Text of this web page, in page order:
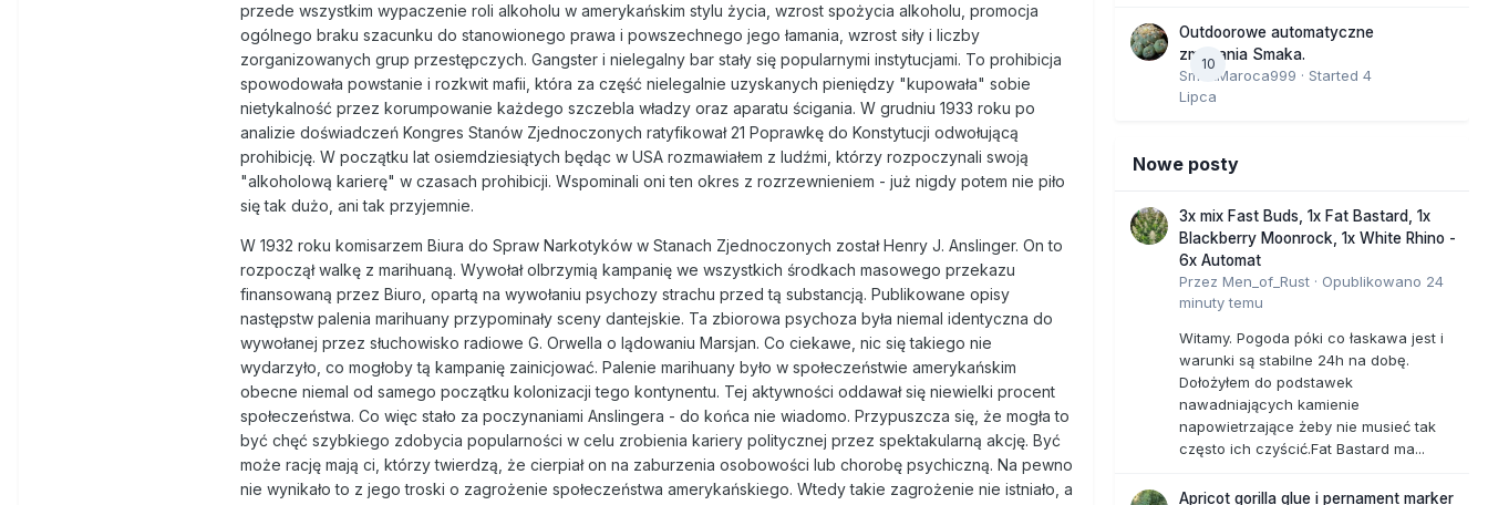
przede wszystkim wypaczenie roli alkoholu w amerykańskim stylu życia, wzrost spożycia alkoholu, promocja
ogólnego braku szacunku do stanowionego prawa i powszechnego jego łamania, wzrost siły i liczby
zorganizowanych grup przestępczych. Gangster i nielegalny bar stały się popularnymi instytucjami. To prohibicja
spowodowała powstanie i rozkwit mafii, która za część nielegalnie uzyskanych pieniędzy "kupowała" sobie
nietykalność przez korumpowanie każdego szczebla władzy oraz aparatu ścigania. W grudniu 1933 roku po
analizie doświadczeń Kongres Stanów Zjednoczonych ratyfikował 21 Poprawkę do Konstytucji odwołującą
prohibicję. W początku lat osiemdziesiątych będąc w USA rozmawiałem z ludźmi, którzy rozpoczynali swoją
"alkoholową karierę" w czasach prohibicji. Wspominali oni ten okres z rozrzewnieniem - już nigdy potem nie piło
się tak dużo, ani tak przyjemnie.
W 1932 roku komisarzem Biura do Spraw Narkotyków w Stanach Zjednoczonych został Henry J. Anslinger. On to
rozpoczął walkę z marihuaną. Wywołał olbrzymią kampanię we wszystkich środkach masowego przekazu
finansowaną przez Biuro, opartą na wywołaniu psychozy strachu przed tą substancją. Publikowane opisy
następstw palenia marihuany przypominały sceny dantejskie. Ta zbiorowa psychoza była niemal identyczna do
wywołanej przez słuchowisko radiowe G. Orwella o lądowaniu Marsjan. Co ciekawe, nic się takiego nie
wydarzyło, co mogłoby tą kampanię zainicjować. Palenie marihuany było w społeczeństwie amerykańskim
obecne niemal od samego początku kolonizacji tego kontynentu. Tej aktywności oddawał się niewielki procent
społeczeństwa. Co więc stało za poczynaniami Anslingera - do końca nie wiadomo. Przypuszcza się, że mogła to
być chęć szybkiego zdobycia popularności w celu zrobienia kariery politycznej przez spektakularną akcję. Być
może rację mają ci, którzy twierdzą, że cierpiał on na zaburzenia osobowości lub chorobę psychiczną. Na pewno
nie wynikało to z jego troski o zagrożenie społeczeństwa amerykańskiego. Wtedy takie zagrożenie nie istniało, a
10
Outdoorowe automatyczne
zmagania Smaka.
SmakMaroca999 · Started 4
Lipca
Nowe posty
3x mix Fast Buds, 1x Fat Bastard, 1x
Blackberry Moonrock, 1x White Rhino -
6x Automat
Przez Men_of_Rust · Opublikowano 24
minuty temu
Witamy. Pogoda póki co łaskawa jest i
warunki są stabilne 24h na dobę.
Dołożyłem do podstawek
nawadniających kamienie
napowietrzające żeby nie musieć tak
często ich czyścić.Fat Bastard ma...
Apricot gorilla glue i pernament marker